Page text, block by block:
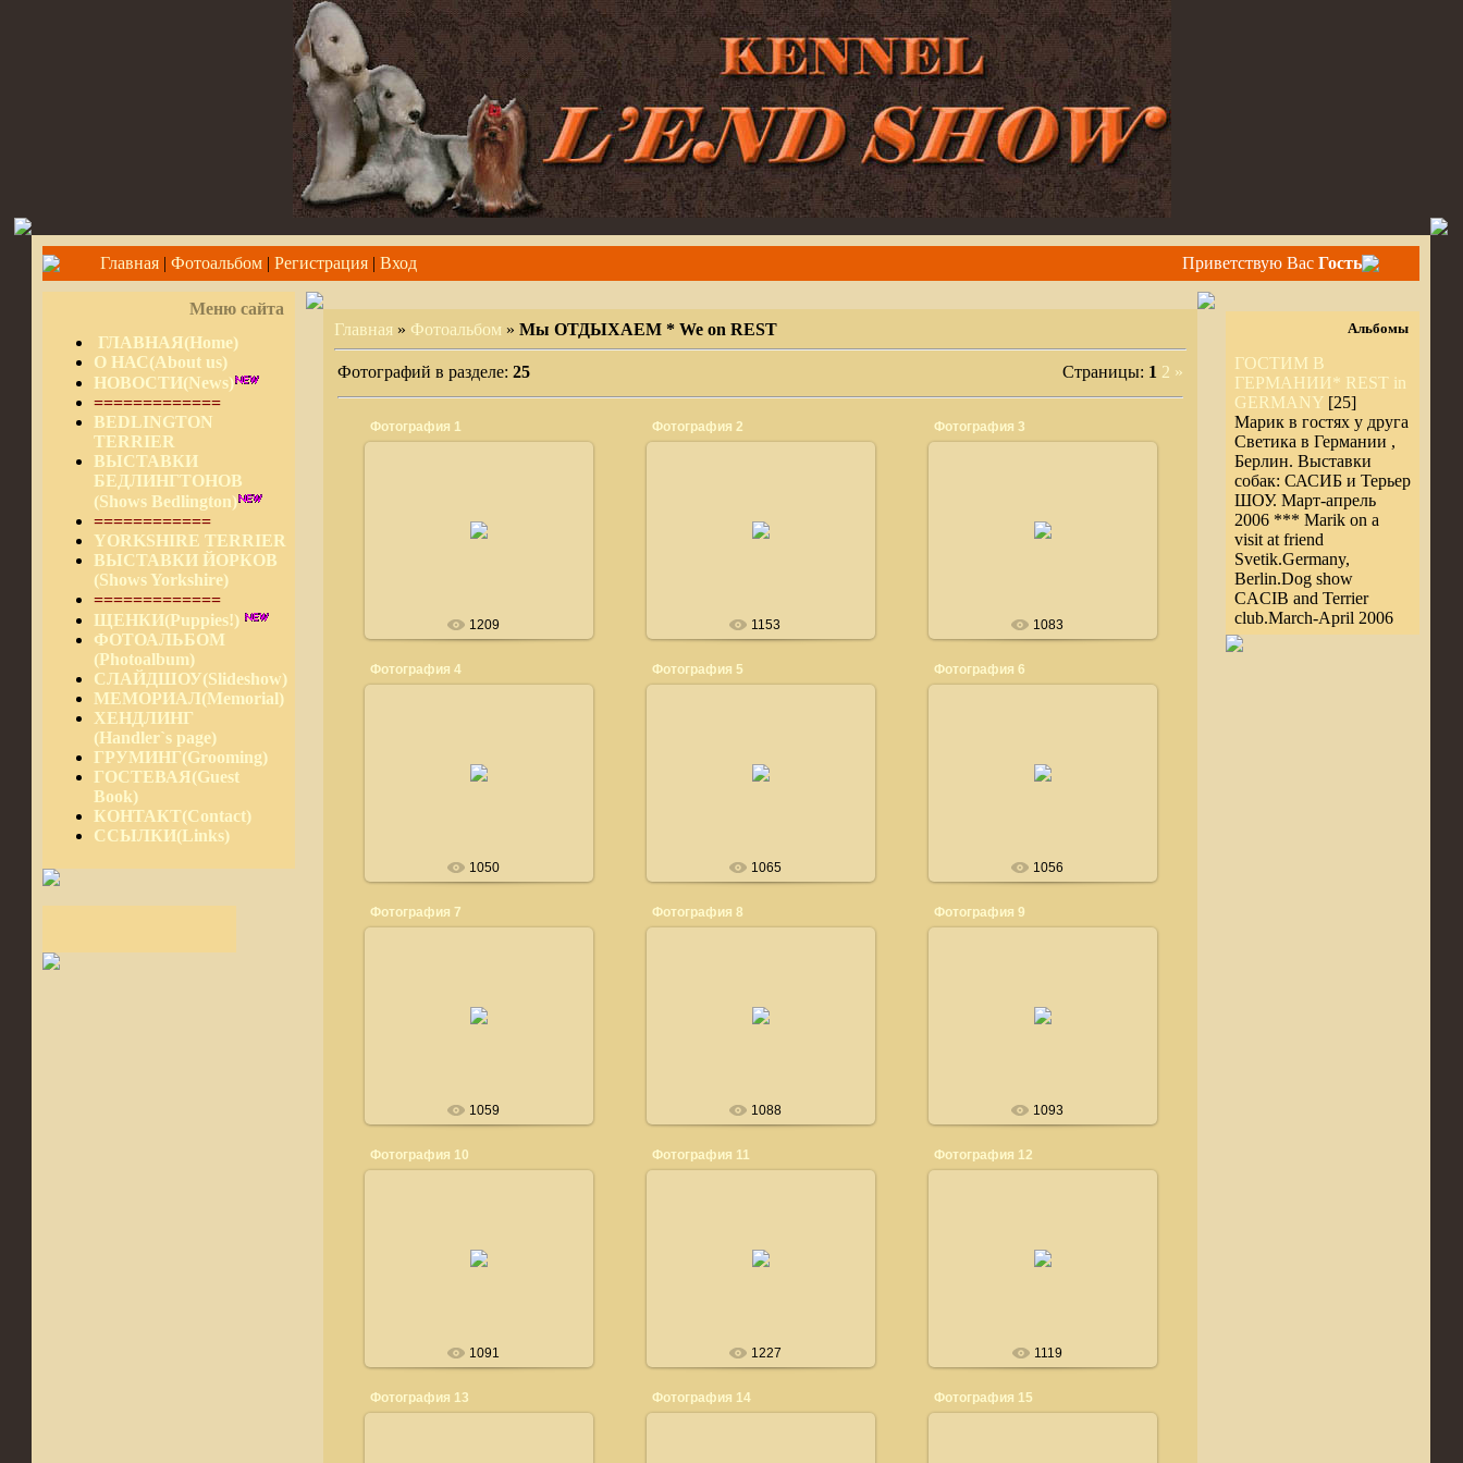
Главная |Фотоальбом |Регистрация |Вход Приветствую ВасГость
Меню сайта
ГЛАВНАЯ(Home)
О НАС(About us)
НОВОСТИ(News)
=============
BEDLINGTON
TERRIER
ВЫСТАВКИ
БЕДЛИНГТОНОВ
(Shows Bedlington)
============
YORKSHIRE TERRIER
ВЫСТАВКИ ЙОРКОВ
(Shows Yorkshire)
=============
ЩЕНКИ(Puppies!)
ФОТОАЛЬБОМ
(Photoalbum)
СЛАЙДШОУ(Slideshow)
МЕМОРИАЛ(Memorial)
ХЕНДЛИНГ
(Handler`s page)
ГРУМИНГ(Grooming)
ГОСТЕВАЯ(Guest
Book)
КОНТАКТ(Contact)
ССЫЛКИ(Links)
Главная » Фотоальбом »Мы ОТДЫХАЕМ * We on REST
Фотографий в разделе:25 Страницы: 1 2 »
Фотография 1
Прилетели ***
1209
Фотография 2
Берлин нас приветствует***
1153
Фотография 3
1083
Фотография 4
1050
Фотография 5
1065
Фотография 6
1056
Фотография 7
ВКУСНО***
1059
Фотография 8
ЖИЗНЬ ХОРОША!!! ***
1088
Фотография 9
ТАК ЕЩЕ ЛУЧШЕ!!!***
1093
Фотография 10
ПОЧТИ РУССКИЕ БЕРЁЗКИ***
1091
Фотография 11
ВОЛШЕБНИК МЕРЛИН ***
VOLSHEBNIK MERLIN
1227
Фотография 12
ТЯНЕМ-ПОТЯНЕМ ***
1119
Фотография 13 Фотография 14 Фотография 15
Альбомы
ГОСТИМ В
ГЕРМАНИИ* REST in
GERMANY [25]
Марик в гостях у друга
Светика в Германии ,
Берлин. Выставки
собак: САСИБ и Терьер
ШОУ. Март-апрель
2006 *** Marik on a
visit at friend
Svetik.Germany,
Berlin.Dog show
CACIB and Terrier
club.March-April 2006